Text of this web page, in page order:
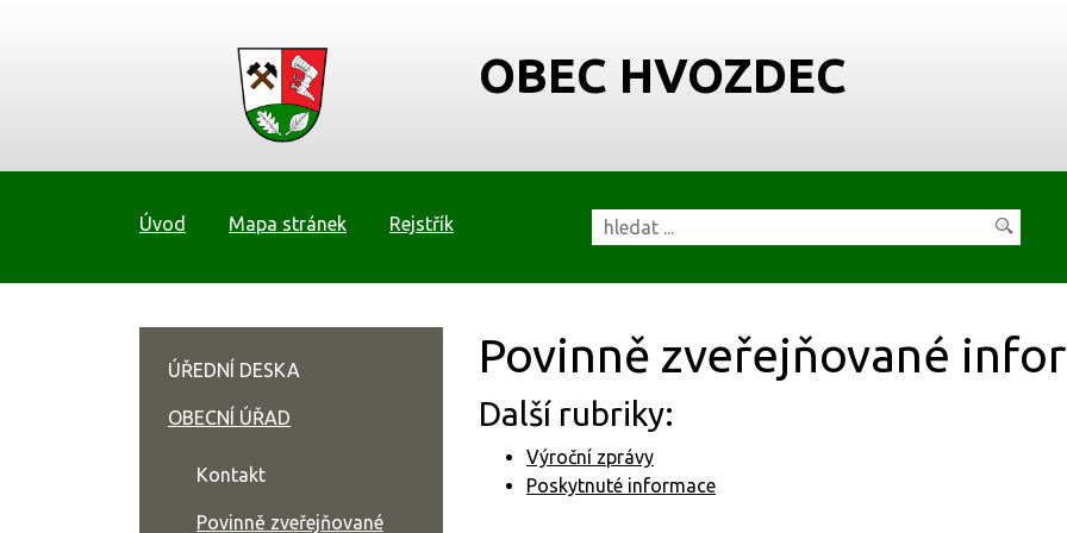
OBEC HVOZDEC
Úvod Mapa stránek Rejstřík
Povinně zveřejňované
Další rubriky:
Výroční zprávy
Poskytnuté informace
ÚŘEDNÍ DESKA
OBECNÍ ÚŘAD
Kontakt
Povinně zveřejňované